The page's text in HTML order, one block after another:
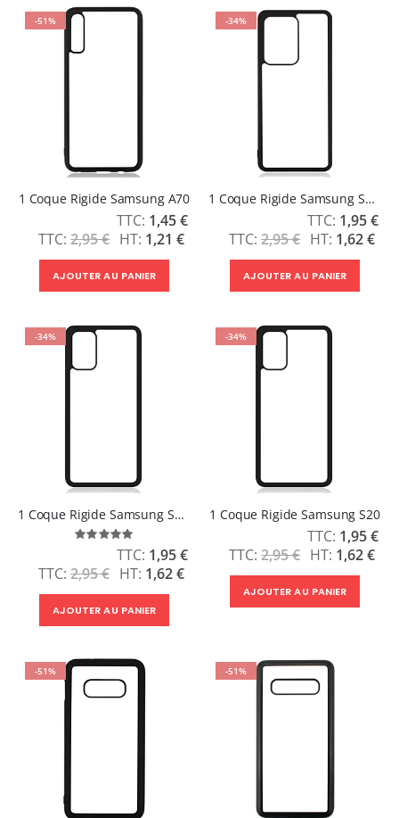
-51%
1 Coque Rigide Samsung A70
2,95 €
Prix
Spécial
1,45 €
1,21 €
AJOUTER AU PANIER
-34%
1 Coque Rigide Samsung S20 Ultra
2,95 €
Prix
Spécial
1,95 €
1,62 €
AJOUTER AU PANIER
-34%
1 Coque Rigide Samsung S20 Plus
Évaluation:
100%
2,95 €
Prix
Spécial
1,95 €
1,62 €
AJOUTER AU PANIER
-34%
1 Coque Rigide Samsung S20
2,95 €
Prix
Spécial
1,95 €
1,62 €
AJOUTER AU PANIER
-51% -51%